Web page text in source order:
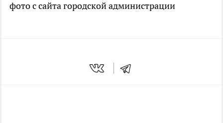
фото с сайта городской администрации